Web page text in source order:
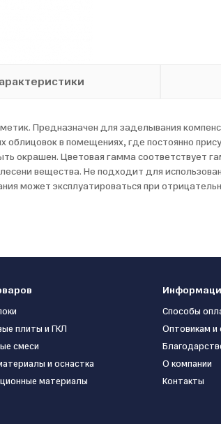
Предназначен для заделывания
в помещениях, где постоянно
окрашен. Цветовая гамма соответствует
вещества. Не подходит для
может эксплуатироваться при
плиты и ГКЛ
смеси
и оснастка
материалы
Способы
Оптовикам и
О компании
Контакты